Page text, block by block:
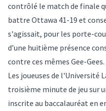
contrôlé le match de finale
battre Ottawa 41-19 et
s'agissait, pour les porte-
d’une huitième présence
contre ces mêmes Gee-Gees.
Les joueuses de l'Université
troisième minute de jeu sur
inscrite au baccalauréat en